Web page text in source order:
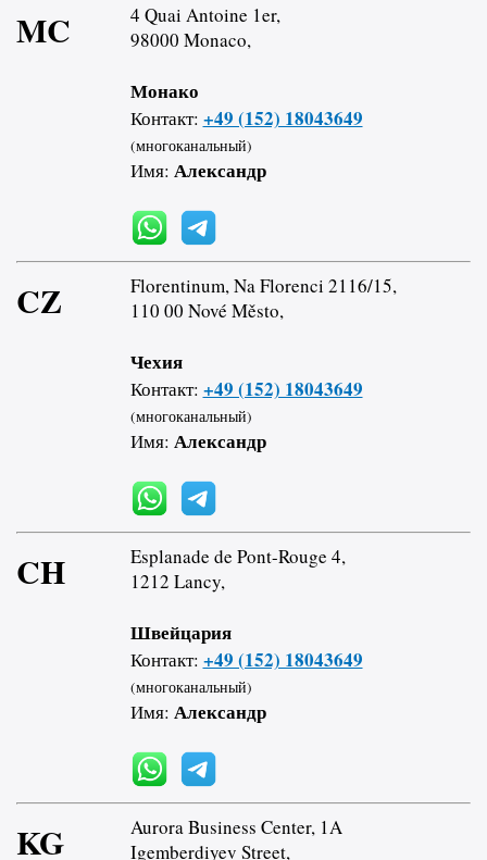
MC
4 Quai Antoine 1er,
98000 Monaco,
Монако
Контакт: +49 (152) 18043649
(многоканальный)
Имя: Александр
CZ
Florentinum, Na Florenci 2116/15,
110 00 Nové Město,
Чехия
Контакт: +49 (152) 18043649
(многоканальный)
Имя: Александр
CH
Esplanade de Pont-Rouge 4,
1212 Lancy,
Швейцария
Контакт: +49 (152) 18043649
(многоканальный)
Имя: Александр
KG
Aurora Business Center, 1A
Igemberdiyev Street,